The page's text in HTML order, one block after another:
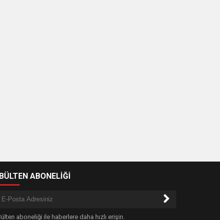
ABONELİĞİ
aboneliği ile haberlere daha hızlı erişin.